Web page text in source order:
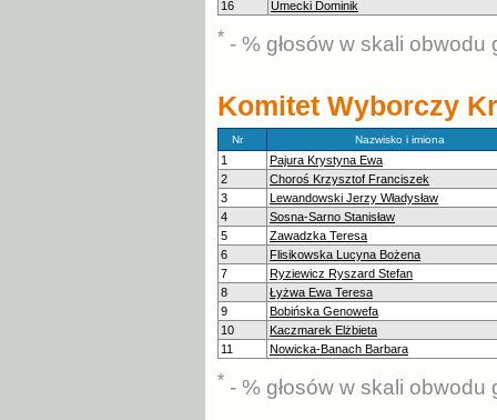
16
Umecki Dominik
* - % głosów w skali obwodu
Komitet Wyborczy
Nr Nazwisko i imiona
1
Pajura Krystyna Ewa
2
Choroś Krzysztof Franciszek
3
Lewandowski Jerzy Władysław
4
Sosna-Sarno Stanisław
5
Zawadzka Teresa
6
Flisikowska Lucyna Bożena
7
Ryziewicz Ryszard Stefan
8
Łyżwa Ewa Teresa
9
Bobińska Genowefa
10
Kaczmarek Elżbieta
11
Nowicka-Banach Barbara
* - % głosów w skali obwodu